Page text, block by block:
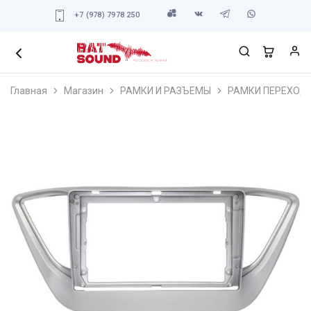
+7 (978) 7978 250
Главная Магазин РАМКИ И РАЗЪЕМЫ РАМКИ